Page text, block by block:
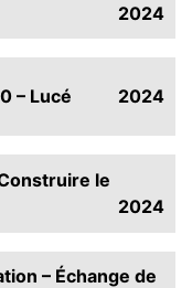
2024
– Lucé 2024
le
2024
– Échange de